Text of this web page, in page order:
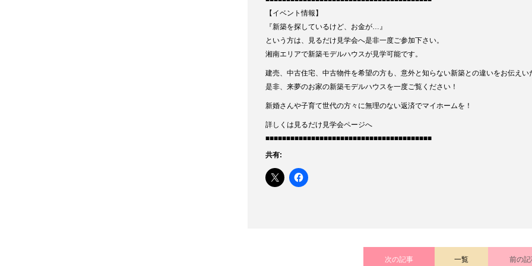
【イベント情報】
『新築を探しているけど、お金が…』
という方は、見るだけ見学会へ是非一度ご参加下さい。
湘南エリアで新築モデルハウスが見学可能です。
建売、中古住宅、中古物件を希望の方も、意外と知らない新築との違いをお伝えい
是非、来夢のお家の新築モデルハウスを一度ご覧ください！
新婚さんや子育て世代の方々に無理のない返済でマイホームを！
詳しくは見るだけ見学会ページへ
■■■■■■■■■■■■■■■■■■■■■■■■■■■■■■■■■■■■■■■■
共有:
次の記事 一覧 前の